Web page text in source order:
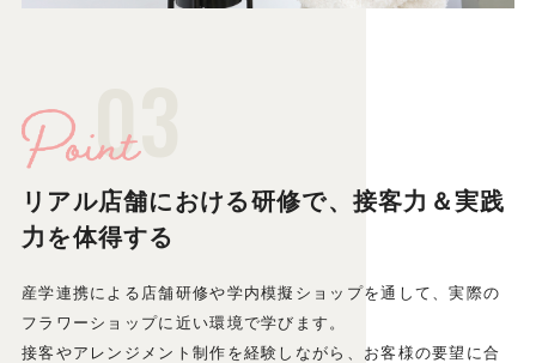
03
リアル店舗における研修で、接客力＆実践
力を体得する
産学連携による店舗研修や学内模擬ショップを通して、実際の
フラワーショップに近い環境で学びます。
接客やアレンジメント制作を経験しながら、お客様の要望に合